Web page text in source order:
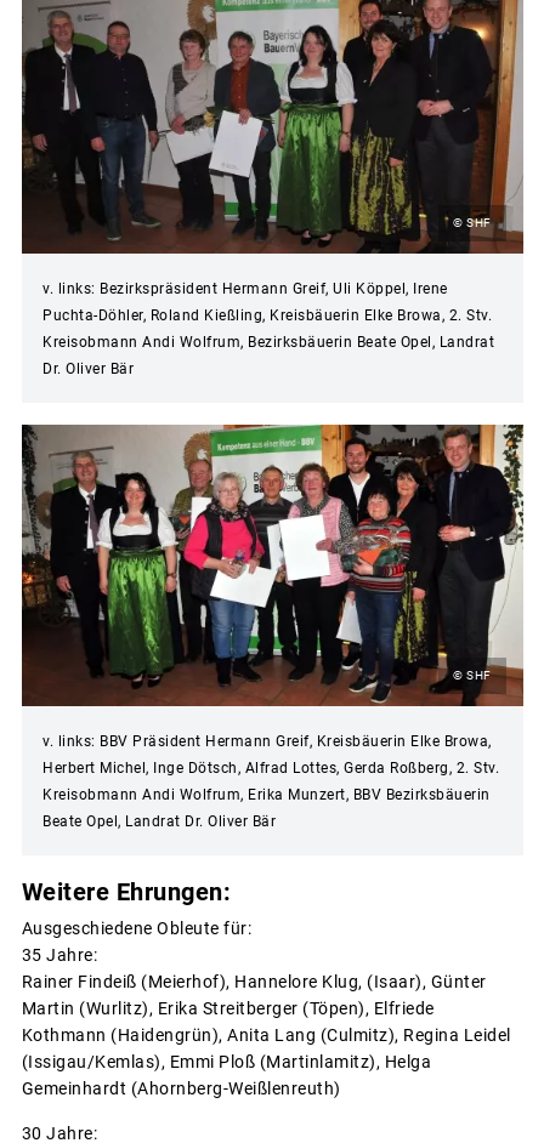
© SHF
v. links: Bezirkspräsident Hermann Greif, Uli Köppel, Irene
Puchta-Döhler, Roland Kießling, Kreisbäuerin Elke Browa, 2. Stv.
Kreisobmann Andi Wolfrum, Bezirksbäuerin Beate Opel, Landrat
Dr. Oliver Bär
© SHF
v. links: BBV Präsident Hermann Greif, Kreisbäuerin Elke Browa,
Herbert Michel, Inge Dötsch, Alfrad Lottes, Gerda Roßberg, 2. Stv.
Kreisobmann Andi Wolfrum, Erika Munzert, BBV Bezirksbäuerin
Beate Opel, Landrat Dr. Oliver Bär
Weitere Ehrungen:
Ausgeschiedene Obleute für:
35 Jahre:
Rainer Findeiß (Meierhof), Hannelore Klug, (Isaar), Günter
Martin (Wurlitz), Erika Streitberger (Töpen), Elfriede
Kothmann (Haidengrün), Anita Lang (Culmitz), Regina Leidel
(Issigau/Kemlas), Emmi Ploß (Martinlamitz), Helga
Gemeinhardt (Ahornberg-Weißlenreuth)
30 Jahre: